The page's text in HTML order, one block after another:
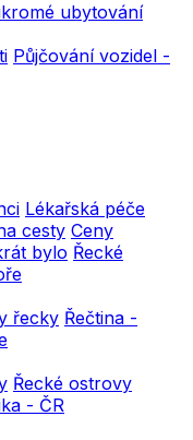
ubytování
Půjčování vozidel -
Lékařská péče
cesty Ceny
bylo Řecké
řecky Řečtina -
Řecké ostrovy
- ČR